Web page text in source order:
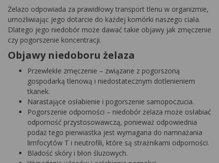
Żelazo odpowiada za prawidłowy transport tlenu w organizmie,
umożliwiając jego dotarcie do każdej komórki naszego ciała.
Dlatego jego niedobór może dawać takie objawy jak zmęczenie
czy pogorszenie koncentracji.
Objawy niedoboru żelaza
Przewlekłe zmęczenie – związane z pogorszoną
gospodarką tlenową i niedostatecznym dotlenieniem
tkanek.
Narastające osłabienie i pogorszenie samopoczucia.
Pogorszenie odporności – niedobór żelaza może osłabiać
odporność przystosowawczą, ponieważ odpowiednia
podaż tego pierwiastka jest wymagana do namnażania
limfocytów T i neutrofili, które są strażnikami odporności.
Bladość skóry i błon śluzowych.